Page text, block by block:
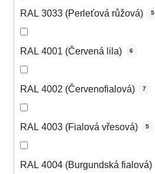
RAL 3033 (Perleťová růžová) 5
RAL 4001 (Červená lila) 6
RAL 4002 (Červenofialová) 7
RAL 4003 (Fialová vřesová) 5
RAL 4004 (Burgundská fialová)